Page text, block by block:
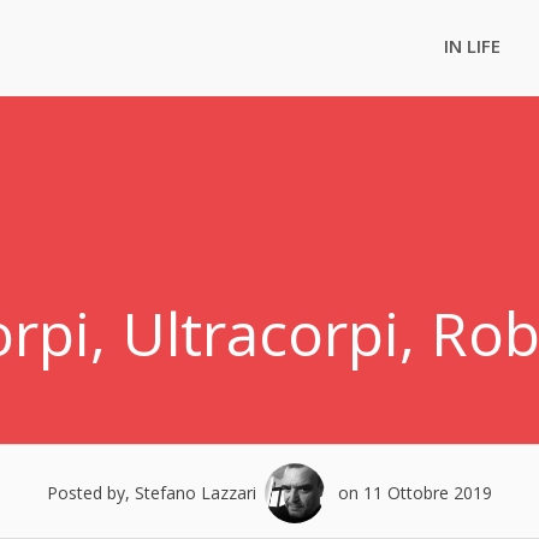
IN LIFE
Ultracorpi,
Posted by, Stefano Lazzari on 11 Ottobre 2019